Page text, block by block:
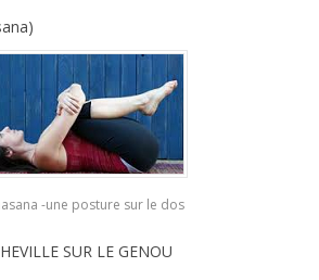
-une posture sur le dos
SUR LE GENOU